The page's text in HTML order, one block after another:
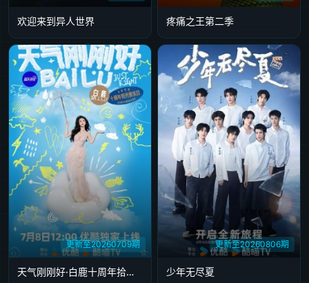
欢迎来到异人世界 疼痛之王第二季
更新至20260709期
天气刚刚好·白鹿十周年拾光音乐会
更新至20260806期
少年无尽夏